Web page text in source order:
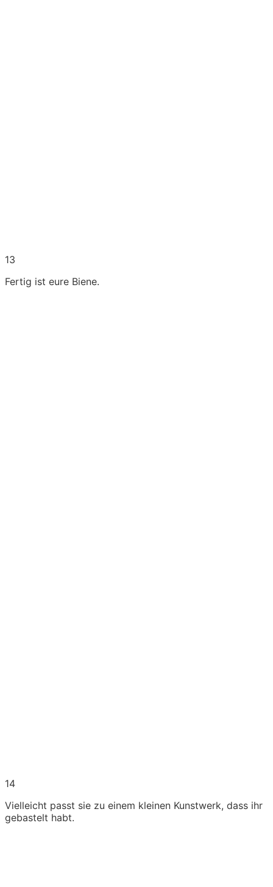
13
Fertig ist eure Biene.
14
Vielleicht passt sie zu einem kleinen Kunstwerk, dass ihr
gebastelt habt.